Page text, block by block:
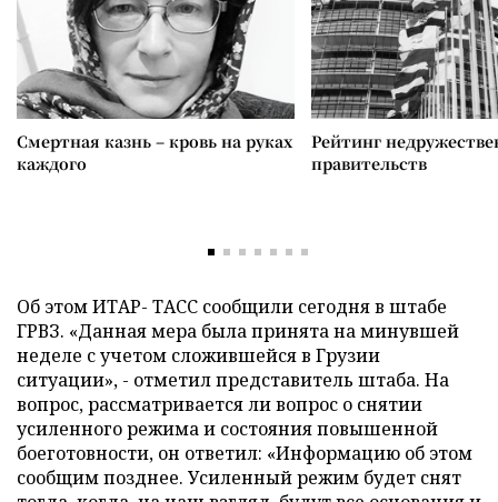
Смертная казнь – кровь на руках
каждого
Рейтинг
правительств
Об этом ИТАР- ТАСС сообщили сегодня в штабе
ГРВЗ. «Данная мера была принята на минувшей
неделе с учетом сложившейся в Грузии
ситуации», - отметил представитель штаба. На
вопрос, рассматривается ли вопрос о снятии
усиленного режима и состояния повышенной
боеготовности, он ответил: «Информацию об этом
сообщим позднее. Усиленный режим будет снят